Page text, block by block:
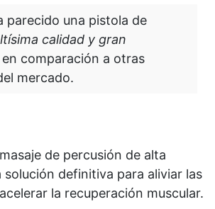
parecido una pistola de
calidad y gran
en comparación a otras
mercado.
de percusión de alta
solución definitiva para aliviar las
la recuperación muscular.